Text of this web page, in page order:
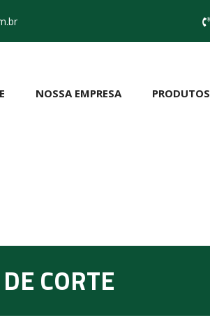
NOSSA EMPRESA PRODUTOS
CORTE